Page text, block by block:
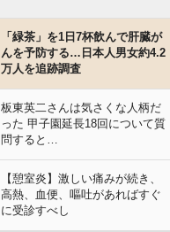
「緑茶」を1日7杯飲んで肝臓が
んを予防する…日本人男女約4.2
万人を追跡調査
板東英二さんは気さくな人柄だ
った 甲子園延長18回について質
問すると…
【憩室炎】激しい痛みが続き、
高熱、血便、嘔吐があればすぐ
に受診すべし